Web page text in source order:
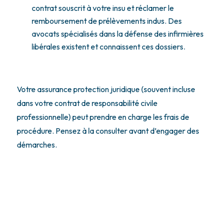
contrat souscrit à votre insu et réclamer le
remboursement de prélèvements indus. Des
avocats spécialisés dans la défense des infirmières
libérales existent et connaissent ces dossiers.
Votre assurance protection juridique (souvent incluse
dans votre contrat de responsabilité civile
professionnelle) peut prendre en charge les frais de
procédure. Pensez à la consulter avant d’engager des
démarches.